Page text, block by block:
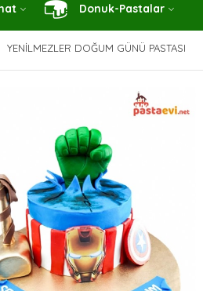
Donuk-Pastalar
YENILMEZLER DOĞUM GÜNÜ PASTASI